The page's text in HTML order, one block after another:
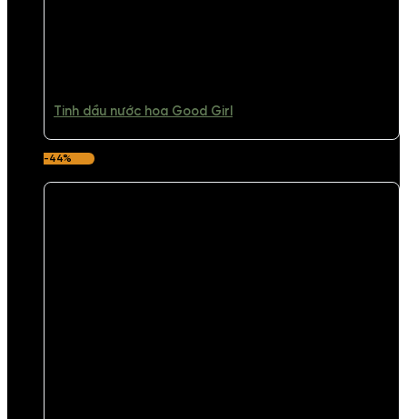
Tinh dầu nước hoa Good Girl
-44%